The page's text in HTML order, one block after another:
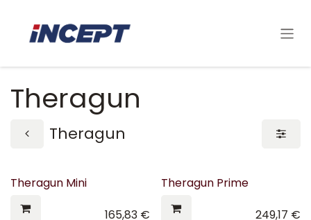
Theragun
Theragun
Theragun Mini
165,83€
Theragun Prime
249,17 €